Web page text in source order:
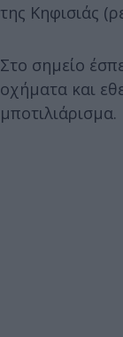
της Κηφισιάς
Στο σημείο
οχήματα και
μποτιλιάρισμα.